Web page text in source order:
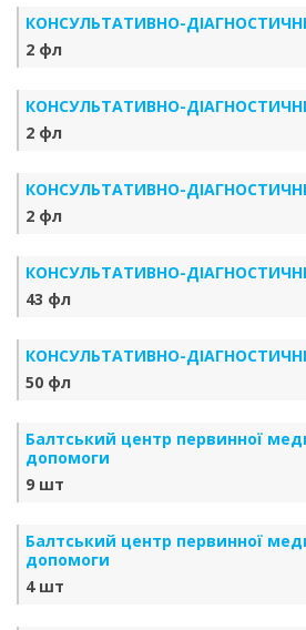
КОНСУЛЬТАТИВНО-
2 фл
КОНСУЛЬТАТИВНО-
2 фл
КОНСУЛЬТАТИВНО-
2 фл
КОНСУЛЬТАТИВНО-
43 фл
КОНСУЛЬТАТИВНО-
50 фл
Балтський центр первинної
допомоги
9 шт
Балтський центр первинної
допомоги
4 шт